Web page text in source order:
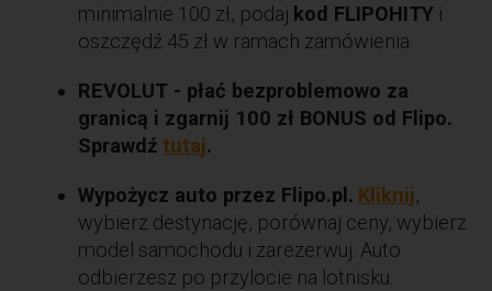
minimalnie 100 zł, podaj kod FLIPOHITY i
oszczędź 45 zł w ramach zamówienia.
REVOLUT - płać bezproblemowo za
granicą i zgarnij 100 zł BONUS od Flipo.
Sprawdźtutaj.
Wypożycz auto przez Flipo.pl. Kliknij,
wybierz destynację, porównaj ceny, wybierz
model samochodu i zarezerwuj. Auto
odbierzesz po przylocie na lotnisku.